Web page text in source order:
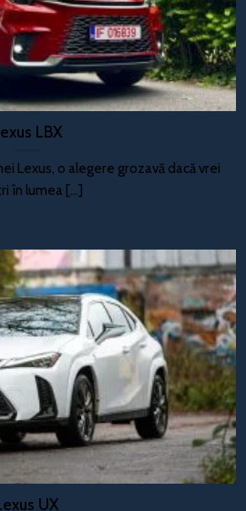
LBX
Lexus, o alegere grozavă dacă vrei
în lumea [...]
UX